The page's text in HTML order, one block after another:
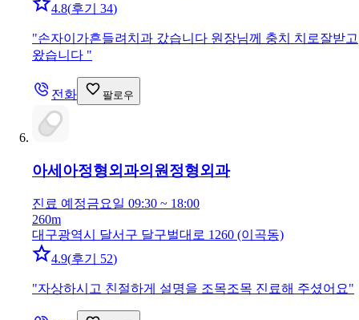
4.8(후기 34)
"손자이가흔들려치과 갔습니다 원장님께 충치 치로잘받고
왔습니다 "
전화 팔로우
아세아정형외과의원 정형외과
진료 예정금요일 09:30 ~ 18:00
260m
대구광역시 달서구 달구벌대로 1260 (이곡동)
4.9(후기 52)
"자상하시고 친절하게 설명을 조목조목 진료해 주셨어요"